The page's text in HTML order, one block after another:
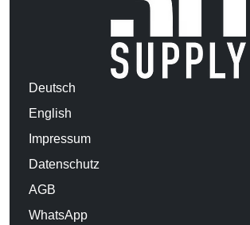
Deutsch
English
Impressum
Datenschutz
AGB
WhatsApp